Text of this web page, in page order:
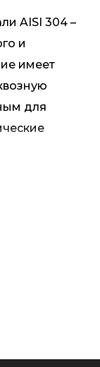
AISI 304 –
и
имеет
для